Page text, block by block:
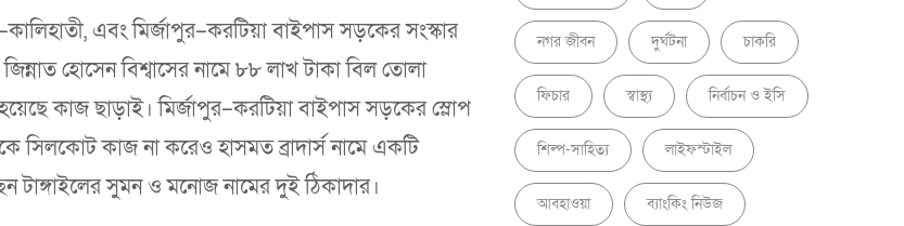
এবং মির্জাপুর–করটিয়া বাইপাস সড়কের সংস্কার
হোসেন বিশ্বাসের নামে ৮৮ লাখ টাকা বিল তোলা
কাজ ছাড়াই। মির্জাপুর–করটিয়া বাইপাস সড়কের স্লোপ
সিলকোট কাজ না করেও হাসমত ব্রাদার্স নামে একটি
টাঙ্গাইলের সুমন ও মনোজ নামের দুই ঠিকাদার।
নগর জীবন দুর্ঘটনা চাকরি
ফিচার স্বাস্থ্য নির্বাচন ও ইসি
শিল্প-সাহিত্য লাইফস্টাইল
আবহাওয়া ব্যাংকিং নিউজ